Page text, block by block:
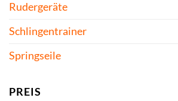
Rudergeräte
Schlingentrainer
Springseile
PREIS